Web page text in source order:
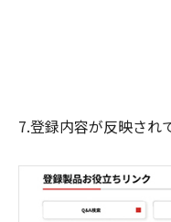
7.登録内容が反映され